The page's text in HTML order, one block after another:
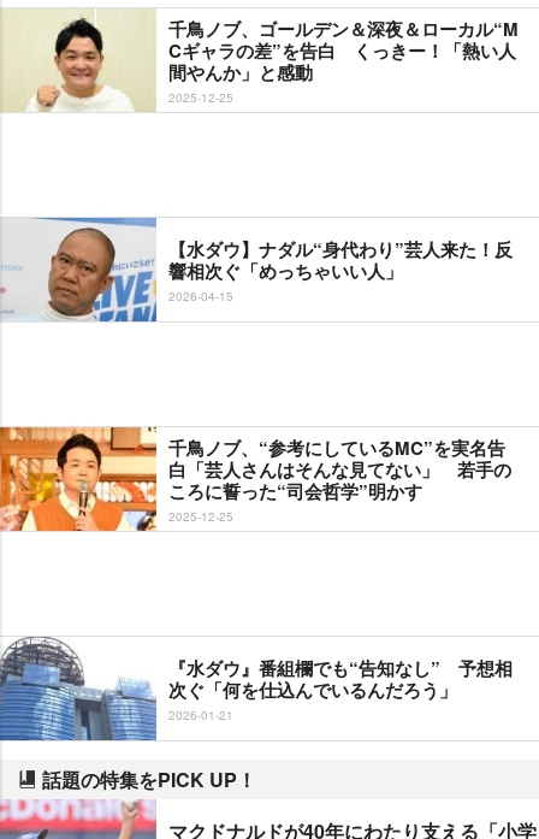
千鳥ノブ、ゴールデン＆深夜＆ローカル“M
Cギャラの差”を告白 くっきー！「熱い人
間やんか」と感動
2025-12-25
【水ダウ】ナダル“身代わり”芸人来た！反
響相次ぐ「めっちゃいい人」
2026-04-15
千鳥ノブ、“参考にしているMC”を実名告
白「芸人さんはそんな見てない」 若手の
ころに誓った“司会哲学”明かす
2025-12-25
『水ダウ』番組欄でも“告知なし” 予想相
次ぐ「何を仕込んでいるんだろう」
2026-01-21
話題の特集をPICK UP！
マクドナルドが40年にわたり支える「小学